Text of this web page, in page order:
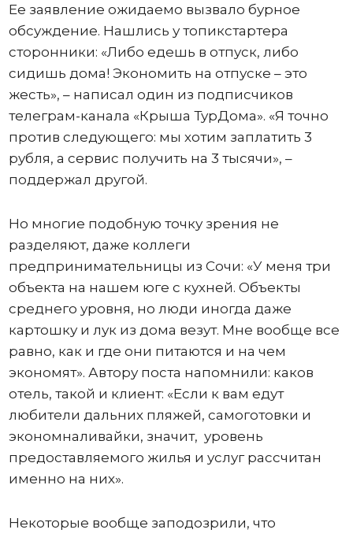
Ее заявление ожидаемо вызвало бурное
обсуждение. Нашлись у топикстартера
сторонники: «Либо едешь в отпуск, либо
сидишь дома! Экономить на отпуске – это
жесть», – написал один из подписчиков
телеграм-канала «Крыша ТурДома». «Я точно
против следующего: мы хотим заплатить 3
рубля, а сервис получить на 3 тысячи», –
поддержал другой.
Но многие подобную точку зрения не
разделяют, даже коллеги
предпринимательницы из Сочи: «У меня три
объекта на нашем юге с кухней. Объекты
среднего уровня, но люди иногда даже
картошку и лук из дома везут. Мне вообще все
равно, как и где они питаются и на чем
экономят». Автору поста напомнили: каков
отель, такой и клиент: «Если к вам едут
любители дальних пляжей, самоготовки и
экономналивайки, значит, уровень
предоставляемого жилья и услуг рассчитан
именно на них».
Некоторые вообще заподозрили, что